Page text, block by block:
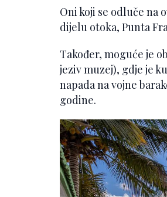
Oni koji se odluče na
dijelu otoka, Punta
Također, moguće je
jeziv muzej), gdje je
napada na vojne
godine.